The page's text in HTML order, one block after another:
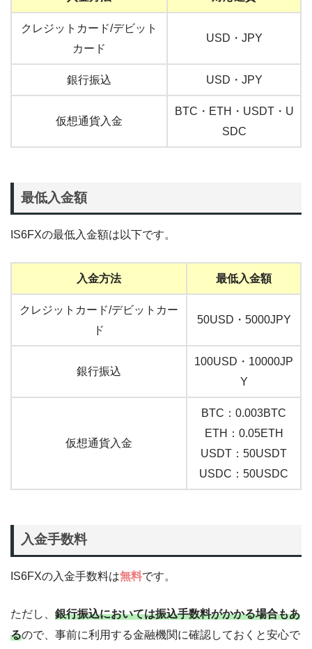
クレジットカード/デビット
カード
USD・JPY
銀行振込 USD・JPY
仮想通貨入金
BTC・ETH・USDT・U
SDC
最低入金額
IS6FXの最低入金額は以下です。
入金方法 最低入金額
クレジットカード/デビットカー
ド
50USD・5000JPY
銀行振込
100USD・10000JP
Y
仮想通貨入金
BTC：0.003BTC
ETH：0.05ETH
USDT：50USDT
USDC：50USDC
入金手数料
IS6FXの入金手数料は無料です。
ただし、 銀行振込においては振込手数料がかかる場合もあ
るので、事前に利用する金融機関に確認しておくと安心で